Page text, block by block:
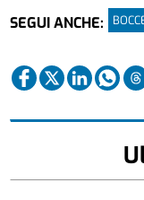
SEGUI ANCHE: